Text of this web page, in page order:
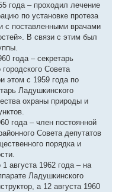
года – проходил лечение
по установке протеза
с поставленными врачами
В связи с этим был
года – секретарь
Совета
этом с 1959 года по
Ладушкинского
охраны природы и
года – член постоянной
Совета депутатов
порядка и
августа 1962 года – на
Ладушкинского
а 12 августа 1960